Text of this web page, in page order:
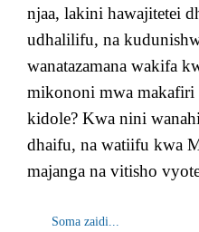
njaa, lakini hawajitetei
udhalilifu, na
wanatazamana wakifa
mikononi mwa
kidole? Kwa nini
dhaifu, na watiifu kwa
majanga na vitisho
Soma zaidi...